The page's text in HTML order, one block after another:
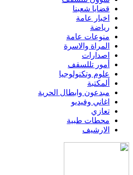
قضايا شعبنا
اخبار عامة
رياضة
منوعات عامة
المراة والاسرة
اصدارات
أمور تللسقف
علوم وتكنولوجيا
ألمكتبة
مبدعون وابطال الحرية
اغاني وفيديو
تعازي
محطات طبية
الارشيف